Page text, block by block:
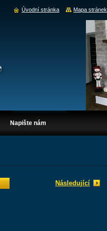
Napište nám
Následující
Úvodní stránka Mapa stránek